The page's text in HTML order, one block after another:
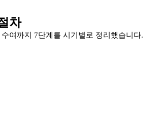
차
여까지 7단계를 시기별로 정리했습니다.